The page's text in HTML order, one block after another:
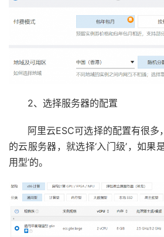
2、选择服务器的配置
阿里云ESC可选择的配置有很多
的云服务器，就选择‘入门级’，如果
用型’的。